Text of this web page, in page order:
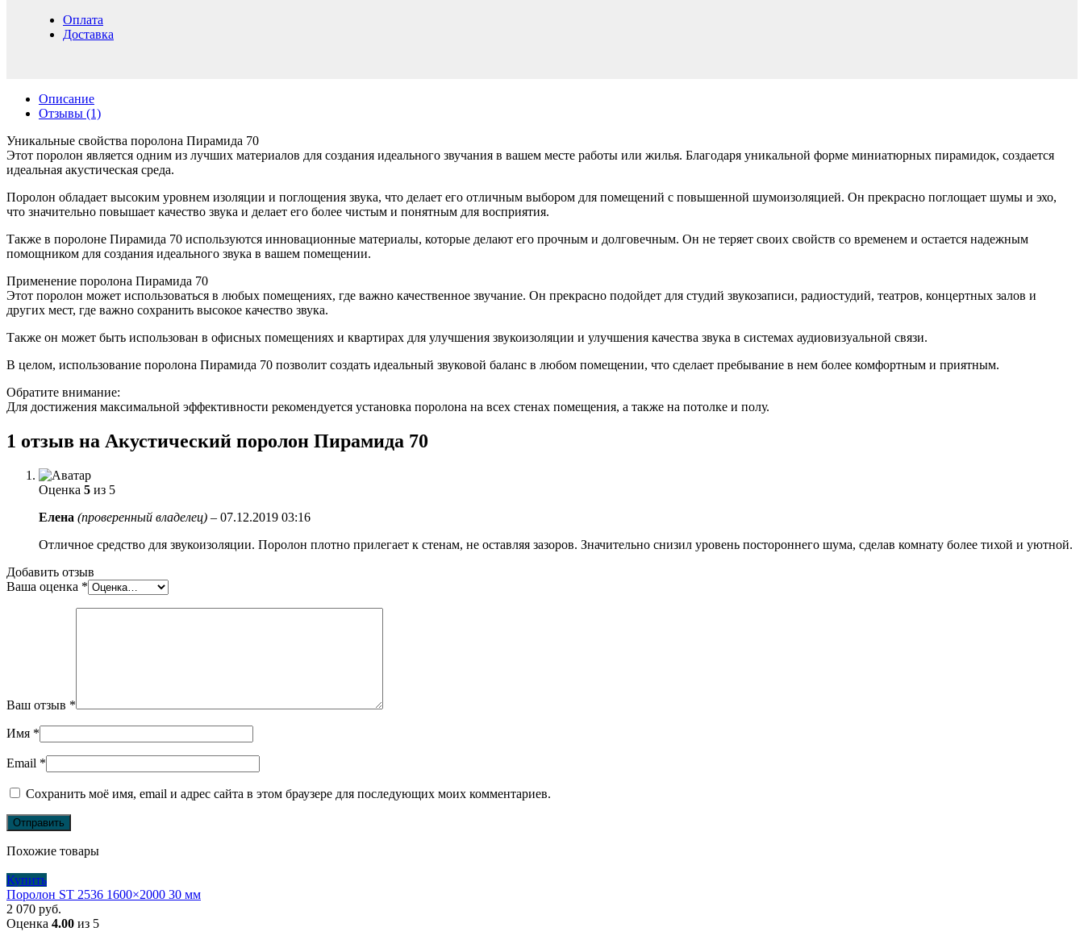
Оплата
Доставка
Описание
Отзывы (1)
Уникальные свойства поролона Пирамида 70
Этот поролон является одним из лучших материалов для создания идеального звучания в вашем месте работы или жилья. Благодаря уникальной форме миниатюрных пирамидок, создается
идеальная акустическая среда.
Поролон обладает высоким уровнем изоляции и поглощения звука, что делает его отличным выбором для помещений с повышенной шумоизоляцией. Он прекрасно поглощает шумы и эхо,
что значительно повышает качество звука и делает его более чистым и понятным для восприятия.
Также в поролоне Пирамида 70 используются инновационные материалы, которые делают его прочным и долговечным. Он не теряет своих свойств со временем и остается надежным
помощником для создания идеального звука в вашем помещении.
Применение поролона Пирамида 70
Этот поролон может использоваться в любых помещениях, где важно качественное звучание. Он прекрасно подойдет для студий звукозаписи, радиостудий, театров, концертных залов и
других мест, где важно сохранить высокое качество звука.
Также он может быть использован в офисных помещениях и квартирах для улучшения звукоизоляции и улучшения качества звука в системах аудиовизуальной связи.
В целом, использование поролона Пирамида 70 позволит создать идеальный звуковой баланс в любом помещении, что сделает пребывание в нем более комфортным и приятным.
Обратите внимание:
Для достижения максимальной эффективности рекомендуется установка поролона на всех стенах помещения, а также на потолке и полу.
1 отзыв на Акустический поролон Пирамида 70
Оценка 5 из 5
Елена (проверенный владелец) – 07.12.2019 03:16
Отличное средство для звукоизоляции. Поролон плотно прилегает к стенам, не оставляя зазоров. Значительно снизил уровень постороннего шума, сделав комнату более тихой и уютной.
Добавить отзыв
Ваша оценка *
Ваш отзыв *
Имя *
Email *
Сохранить моё имя, email и адрес сайта в этом браузере для последующих моих комментариев.
Похожие товары
Купить
Поролон ST 2536 1600×2000 30 мм
2 070 руб.
Оценка 4.00 из 5